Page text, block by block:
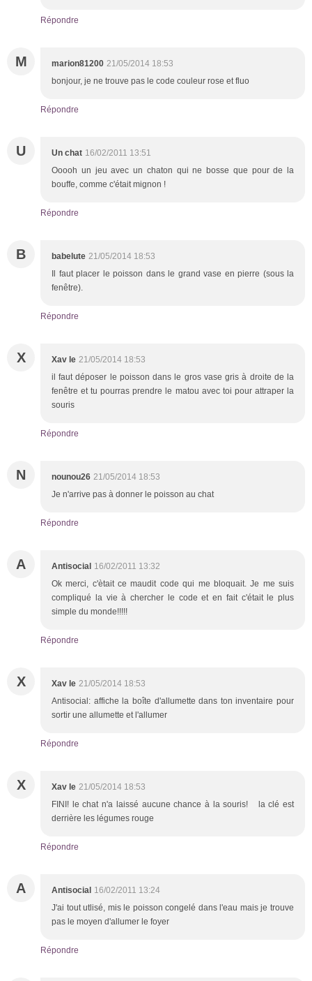
Répondre
M marion81200 21/05/2014 18:53
bonjour, je ne trouve pas le code couleur rose et fluo
Répondre
U Un chat 16/02/2011 13:51
Ooooh un jeu avec un chaton qui ne bosse que pour de la
bouffe, comme c'était mignon !
Répondre
B babelute 21/05/2014 18:53
Il faut placer le poisson dans le grand vase en pierre (sous la
fenêtre).
Répondre
X Xav le 21/05/2014 18:53
il faut déposer le poisson dans le gros vase gris à droite de la
fenêtre et tu pourras prendre le matou avec toi pour attraper la
souris
Répondre
N nounou26 21/05/2014 18:53
Je n'arrive pas à donner le poisson au chat
Répondre
A Antisocial 16/02/2011 13:32
Ok merci, c'ètait ce maudit code qui me bloquait. Je me suis
compliqué la vie à chercher le code et en fait c'était le plus
simple du monde!!!!!
Répondre
X Xav le 21/05/2014 18:53
Antisocial: affiche la boîte d'allumette dans ton inventaire pour
sortir une allumette et l'allumer
Répondre
X Xav le 21/05/2014 18:53
FINI! le chat n'a laissé aucune chance à la souris! la clé est
derrière les légumes rouge
Répondre
A Antisocial 16/02/2011 13:24
J'ai tout utlisé, mis le poisson congelé dans l'eau mais je trouve
pas le moyen d'allumer le foyer
Répondre